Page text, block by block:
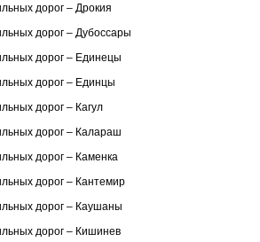
дорог – Дрокия
дорог – Дубоссары
дорог – Единецы
дорог – Единцы
дорог – Кагул
дорог – Калараш
дорог – Каменка
дорог – Кантемир
дорог – Каушаны
дорог – Кишинев